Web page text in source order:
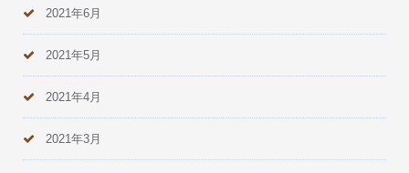
2021年6月
2021年5月
2021年4月
2021年3月